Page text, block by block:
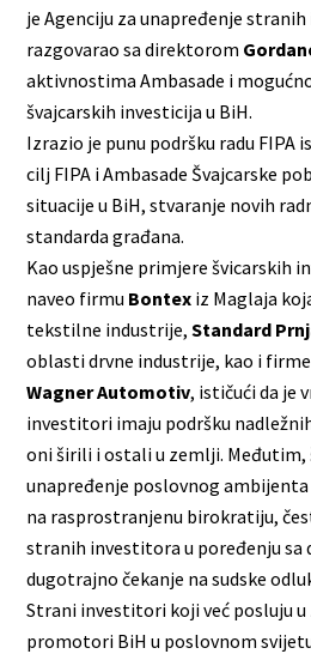
je Agenciju za unapređenje
razgovarao sa direktorom
aktivnostima Ambasade i
švajcarskih investicija u BiH.
Izrazio je punu podršku radu FIPA
cilj FIPA i Ambasade Švajcarske
situacije u BiH, stvaranje novih
standarda građana.
Kao uspješne primjere švicarskih
naveo firmu Bontex iz Maglaja
tekstilne industrije,Standard
oblasti drvne industrije, kao i
Wagner Automotiv, ističući da je
investitori imaju podršku
oni širili i ostali u zemlji. Međutim,
unapređenje poslovnog ambijenta
na rasprostranjenu birokratiju,
stranih investitora u poređenju sa
dugotrajno čekanje na sudske
Strani investitori koji već posluju
promotori BiH u poslovnom